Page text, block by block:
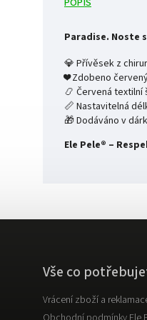
Paradise. Noste
💎 Přívěsek z
❤️ Zdobeno
📿 Červená textilní
📏 Nastavitelná
🎁 Dodáváno v
Ele Pele® –
Vše co
Vrácení zboží a